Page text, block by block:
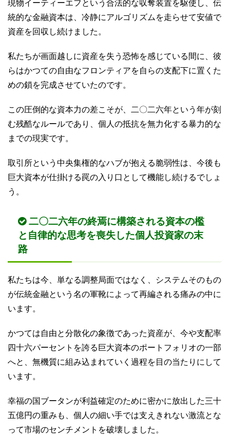
現物イーティーエフという合法的な収奪装置を駆使し、伝
統的な金融資本は、冷静にアルゴリズムを走らせて安値で
資産を回収し続けました。
私たちが画面越しに資産を失う恐怖を感じている間に、彼
らはかつての自由なフロンティアを自らの支配下に置くた
めの鎖を完成させていたのです。
この圧倒的な資本力の差こそが、二〇二六年という年が刻
む残酷なルールであり、個人の抵抗を無力化する暴力的な
までの現実です。
取引所という中央集権的なハブが抱える脆弱性は、今後も
巨大資本が仕掛ける罠の入り口として機能し続けるでしょ
う。
二〇二六年の終焉に構築される資本の檻
と自律的な思考を喪失した個人投資家の末
路
私たちは今、単なる調整局面ではなく、システムそのもの
が伝統金融という名の軍靴によって再編される痛みの中に
います。
かつては自由と分散化の象徴であった資産が、今や支配率
四十六パーセントを誇る巨大資本のポートフォリオの一部
へと、無機質に組み込まれていく過程を目の当たりにして
います。
幸福の国ブータンが利益確定のために密かに放出した三十
五億円の重みも、個人の細い手では支えきれない激流とな
って市場のセンチメントを破壊しました。